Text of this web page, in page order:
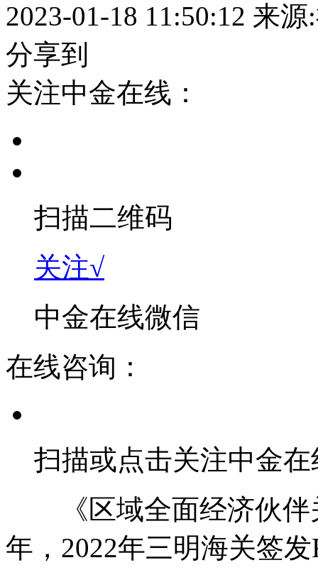
2023-01-18 11:50:12 来源
分享到
关注中金在线：
扫描二维码
关注√
中金在线微信
在线咨询：
扫描或点击关注中金
《区域全面经济伙伴
年，2022年三明海关签